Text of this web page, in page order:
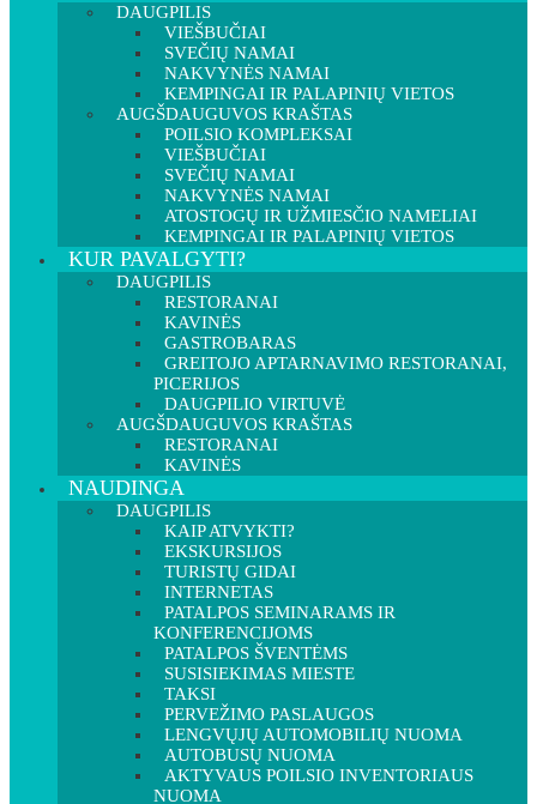
DAUGPILIS
VIEŠBUČIAI
SVEČIŲ NAMAI
NAKVYNĖS NAMAI
KEMPINGAI IR PALAPINIŲ VIETOS
AUGŠDAUGUVOS KRAŠTAS
POILSIO KOMPLEKSAI
VIEŠBUČIAI
SVEČIŲ NAMAI
NAKVYNĖS NAMAI
ATOSTOGŲ IR UŽMIESČIO NAMELIAI
KEMPINGAI IR PALAPINIŲ VIETOS
KUR PAVALGYTI?
DAUGPILIS
RESTORANAI
KAVINĖS
GASTROBARAS
GREITOJO APTARNAVIMO RESTORANAI,
PICERIJOS
DAUGPILIO VIRTUVĖ
AUGŠDAUGUVOS KRAŠTAS
RESTORANAI
KAVINĖS
NAUDINGA
DAUGPILIS
KAIP ATVYKTI?
EKSKURSIJOS
TURISTŲ GIDAI
INTERNETAS
PATALPOS SEMINARAMS IR
KONFERENCIJOMS
PATALPOS ŠVENTĖMS
SUSISIEKIMAS MIESTE
TAKSI
PERVEŽIMO PASLAUGOS
LENGVŲJŲ AUTOMOBILIŲ NUOMA
AUTOBUSŲ NUOMA
AKTYVAUS POILSIO INVENTORIAUS
NUOMA